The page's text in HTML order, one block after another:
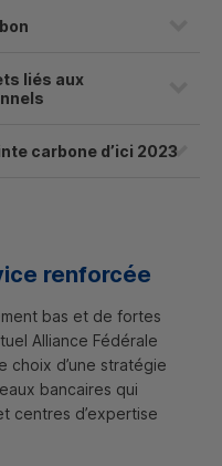
liés aux
carbone d’ici 2023
renforcée
bas et de fortes
Alliance Fédérale
choix d’une stratégie
bancaires qui
centres d’expertise